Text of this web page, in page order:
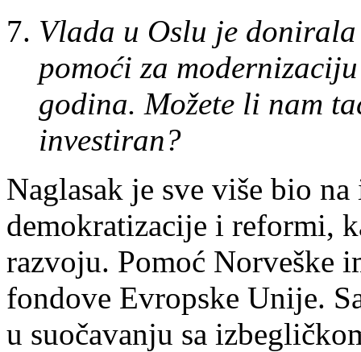
Vlada u Oslu je
pomoći za
godina. Možete li nam
investiran?
Naglasak je sve više bio
demokratizacije i reformi,
razvoju. Pomoć Norveške
fondove Evropske Unije.
u suočavanju sa